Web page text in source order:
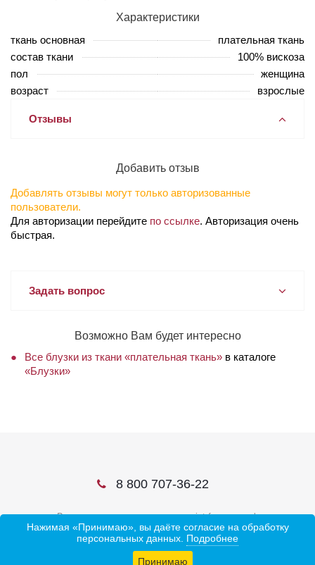
Характеристики
ткань основная
плательная ткань
состав ткани
100% вискоза
пол
женщина
возраст
взрослые
Отзывы
Добавить отзыв
Добавлять отзывы могут только авторизованные
пользователи.
Для авторизации перейдите по ссылке. Авторизация очень
быстрая.
Задать вопрос
Возможно Вам будет интересно
Все блузки из ткани «плательная ткань» в каталоге
«Блузки»
8 800 707-36-22
В соцсетях ищите нас по слову ivtrf или ивтрф
Нажимая «Принимаю», вы даёте согласие на обработку
персональных данных. Подробнее
Принимаю